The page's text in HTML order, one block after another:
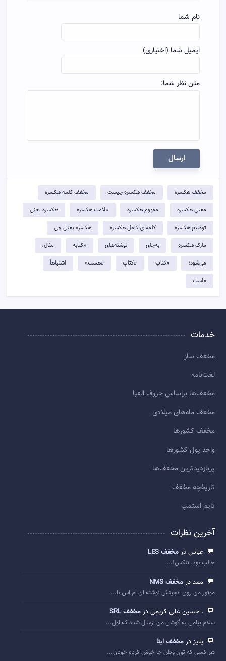
نام شما
ایمیل شما (اختیاری)
متن نظر شما:
ارسال
مخفف هکسره مخفف هکسره چیست مخفف کلمه هکسره
معنی هکسره مفهوم هکسره علامت هکسره هکسره یعنی
توضيح هکسره کلمه ی کامل هکسره هکسره یعنی چی
مارک هکسره به‌جای نوشته‌های «کتابه مثال،
می‌شود؛ «کتاب «کتابِ «هست» اشتباهاً
«است
خدمات
مخفف ساز
لغت‌نامه
مخفف‌ها براساس حروف الفبا
مخفف ماه‌های میلادی
مخفف کشورها
واحد پول کشورها
پربازديدترين مخفف‌ها
تاريخچه مخفف
تایم استمپ
آخرین نظرات
عباس در مخفف LES
جالب بود. تنکس!...
ممد در مخفف NMS
موتور من روی انجینش نوشته ان ام اس با...
. حسین علی کریمی در مخفف SRL
سلام پیامی به گوشی من ارسال شده که اول...
پلیز در مخفف ایتا
هر کسی که توی وطن جا خوش کرده خودی...